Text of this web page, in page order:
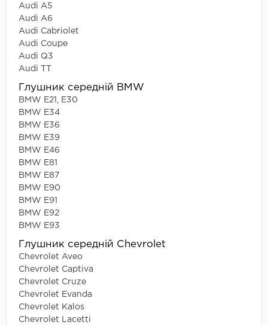
Audi A5
Audi A6
Audi Cabriolet
Audi Coupe
Audi Q3
Audi TT
Глушник середній BMW
BMW E21, E30
BMW E34
BMW E36
BMW E39
BMW E46
BMW E81
BMW E87
BMW E90
BMW E91
BMW E92
BMW E93
Глушник середній Chevrolet
Chevrolet Aveo
Chevrolet Captiva
Chevrolet Cruze
Chevrolet Evanda
Chevrolet Kalos
Chevrolet Lacetti